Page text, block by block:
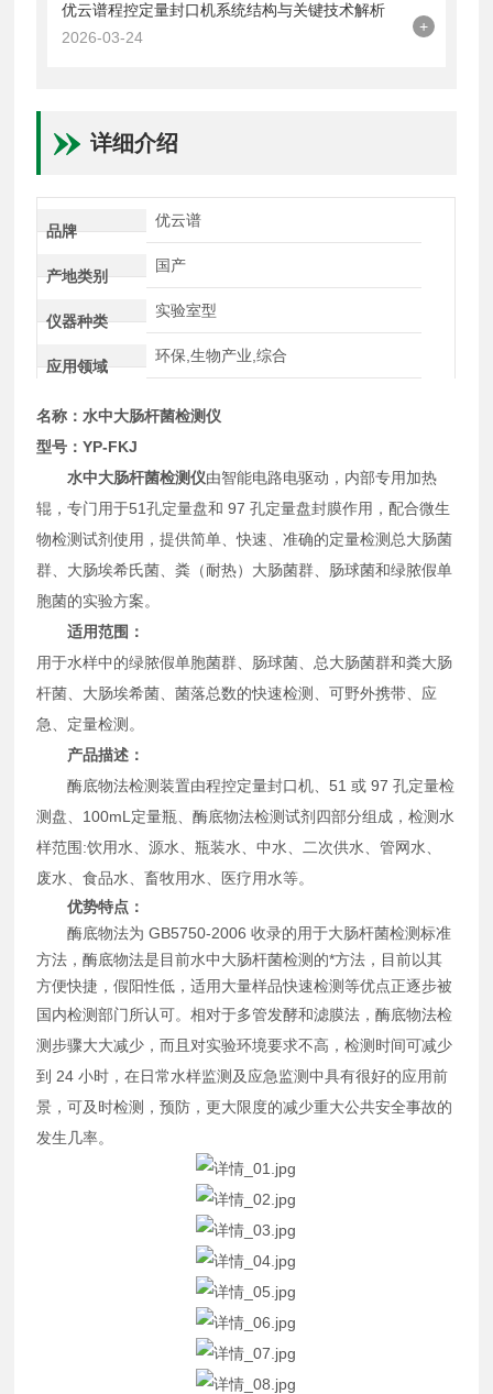
优云谱程控定量封口机系统结构与关键技术解析
2026-03-24
+
详细介绍
品牌
优云谱
产地类别
国产
仪器种类
实验室型
应用领域
环保,生物产业,综合
名称：水中大肠杆菌检测仪
型号：YP-FKJ
水中大肠杆菌检测仪由智能电路电驱动，内部专用加热
辊，专门用于51孔定量盘和 97 孔定量盘封膜作用，配合微生
物检测试剂使用，提供简单、快速、准确的定量检测总大肠菌
群、大肠埃希氏菌、粪（耐热）大肠菌群、肠球菌和绿脓假单
胞菌的实验方案。
适用范围：
用于水样中的绿脓假单胞菌群、肠球菌、总大肠菌群和粪大肠
杆菌、大肠埃希菌、菌落总数的快速检测、可野外携带、应
急、定量检测。
产品描述：
酶底物法检测装置由程控定量封口机、51 或 97 孔定量检
测盘、100mL定量瓶、酶底物法检测试剂四部分组成，检测水
样范围:饮用水、源水、瓶装水、中水、二次供水、管网水、
废水、食品水、畜牧用水、医疗用水等。
优势特点：
酶底物法为 GB5750-2006 收录的用于大肠杆菌检测标准
方法，酶底物法是目前水中大肠杆菌检测的*方法，目前以其
方便快捷，假阳性低，适用大量样品快速检测等优点正逐步被
国内检测部门所认可。相对于多管发酵和滤膜法，酶底物法检
测步骤大大减少，而且对实验环境要求不高，检测时间可减少
到 24 小时，在日常水样监测及应急监测中具有很好的应用前
景，可及时检测，预防，更大限度的减少重大公共安全事故的
发生几率。